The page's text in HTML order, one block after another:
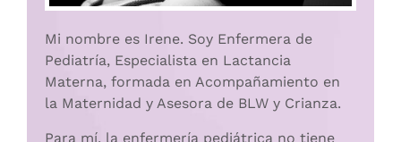
Mi nombre es Irene. Soy Enfermera de
Pediatría, Especialista en Lactancia
Materna, formada en Acompañamiento en
la Maternidad y Asesora de BLW y Crianza.
Para mí, la enfermería pediátrica no tiene